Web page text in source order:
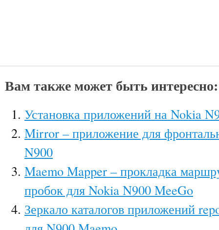
Вам также может быть интересно:
Установка приложений на Nokia
Mirror – приложение для
N900
Maemo Mapper – прокладка
пробок для Nokia N900 MeeGo
Зеркало каталогов приложений